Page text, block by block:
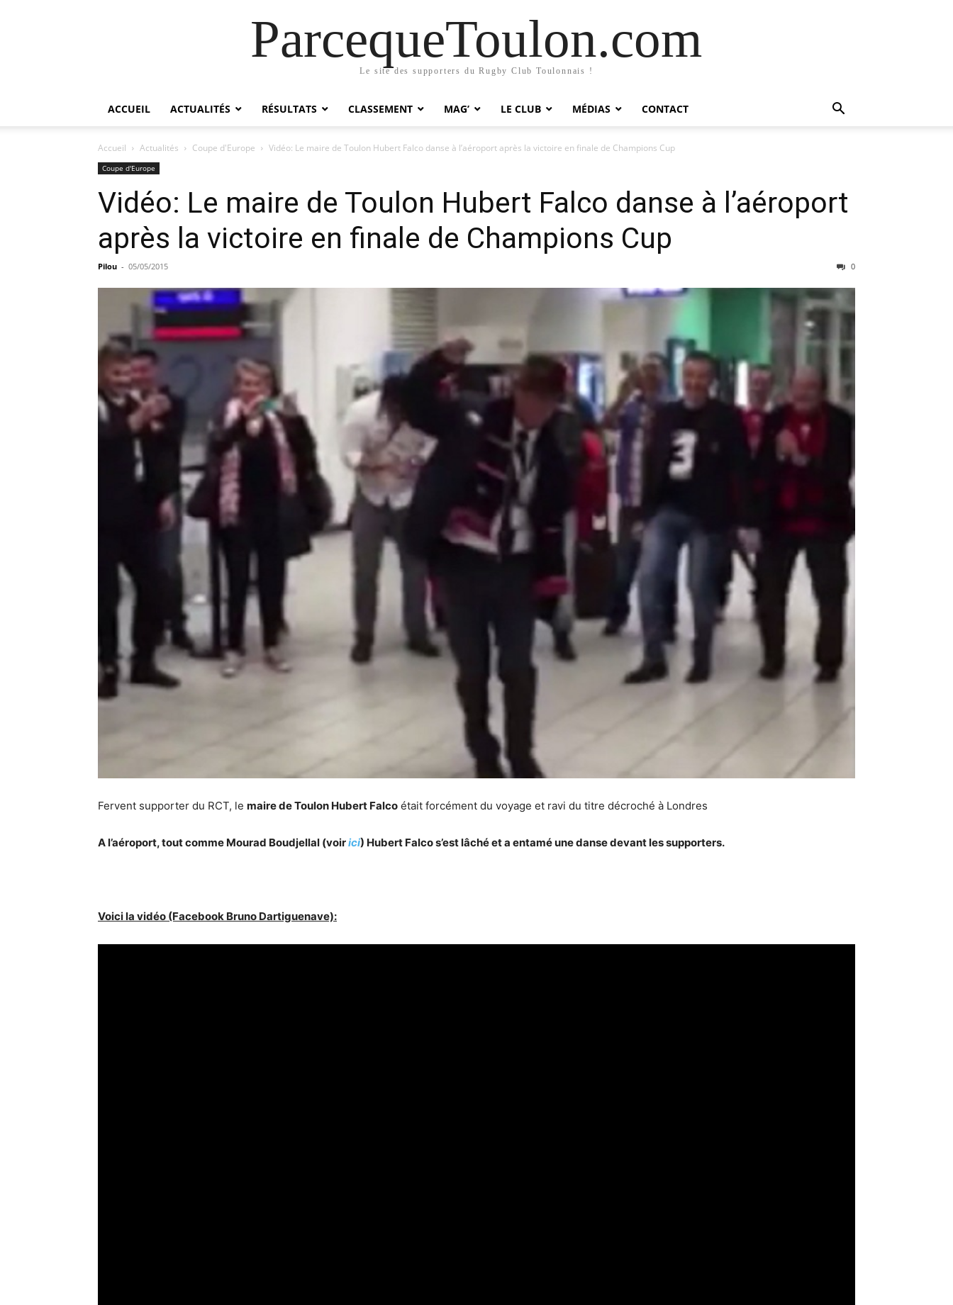
ParcequeToulon.com
Le site des supporters du Rugby Club Toulonnais !
ACCUEIL ACTUALITÉS RÉSULTATS CLASSEMENT MAG’ LE CLUB MÉDIAS CONTACT
Accueil Actualités Coupe d'Europe Vidéo: Le maire de Toulon Hubert Falco danse à l’aéroport après la victoire en finale de Champions Cup
Coupe d'Europe
Vidéo: Le maire de Toulon Hubert Falco danse à l’aéroport
après la victoire en finale de Champions Cup
Pilou - 05/05/2015 0
Fervent supporter du RCT, le maire de Toulon Hubert Falco était forcément du voyage et ravi du titre décroché à Londres
A l’aéroport, tout comme Mourad Boudjellal (voirici) Hubert Falco s’est lâché et a entamé une danse devant les supporters.
Voici la vidéo (Facebook Bruno Dartiguenave):